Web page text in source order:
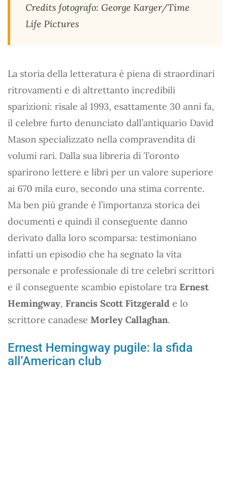
Credits fotografo: George Karger/Time
Life Pictures
La storia della letteratura è piena di straordinari
ritrovamenti e di altrettanto incredibili
sparizioni: risale al 1993, esattamente 30 anni fa,
il celebre furto denunciato dall’antiquario David
Mason specializzato nella compravendita di
volumi rari. Dalla sua libreria di Toronto
sparirono lettere e libri per un valore superiore
ai 670 mila euro, secondo una stima corrente.
Ma ben più grande è l’importanza storica dei
documenti e quindi il conseguente danno
derivato dalla loro scomparsa: testimoniano
infatti un episodio che ha segnato la vita
personale e professionale di tre celebri scrittori
e il conseguente scambio epistolare tra Ernest
Hemingway, Francis Scott Fitzgerald e lo
scrittore canadese Morley Callaghan.
Ernest Hemingway pugile: la sfida
all’American club